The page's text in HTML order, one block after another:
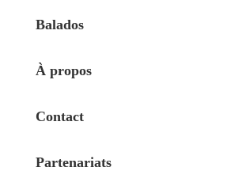
Balados
À propos
Contact
Partenariats